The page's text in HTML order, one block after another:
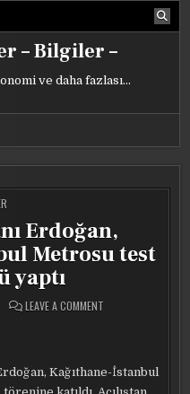
– Bilgiler –
ve daha fazlası…
Erdoğan,
Metrosu test
yaptı
LEAVE A COMMENTON
METROSU
TEST
SÜRÜŞÜNÜ
Kağıthane-İstanbul